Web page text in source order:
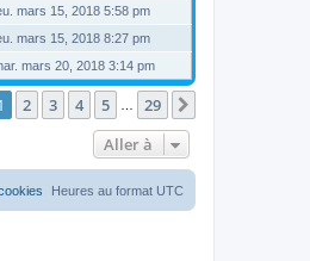
mars 15, 2018 5:58 pm
mars 15, 2018 8:27 pm
mars 20, 2018 3:14 pm
sur29
2 3 4 5 29
Aller à
Heures au format UTC